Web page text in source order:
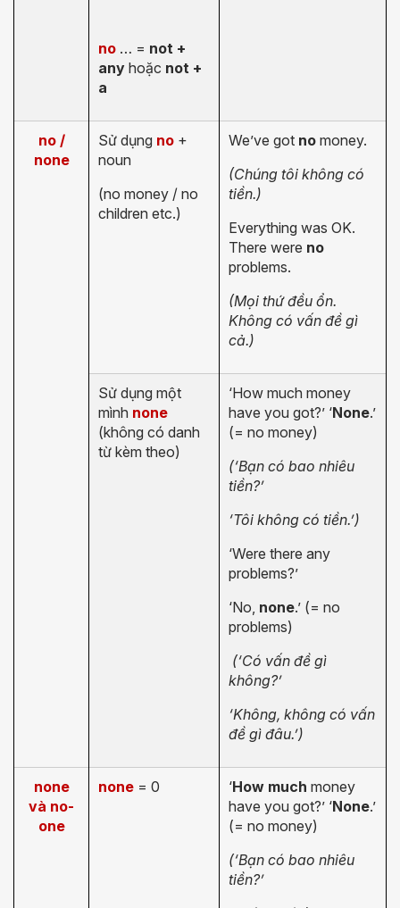
no … = not +
any hoặc not +
a
no /
none
Sử dụng no +
noun
(no money / no
children etc.)
We’ve got no money.
(Chúng tôi không có
tiền.)
Everything was OK.
There were no
problems.
(Mọi thứ đều ổn.
Không có vấn đề gì
cả.)
Sử dụng một
mình none
(không có danh
từ kèm theo)
‘How much money
have you got?’ ‘None.’
(= no money)
(‘Bạn có bao nhiêu
tiền?’
‘Tôi không có tiền.’)
‘Were there any
problems?’
‘No, none.’ (= no
problems)
(‘Có vấn đề gì
không?’
‘Không, không có vấn
đề gì đâu.’)
none
và no-
one
none = 0 ‘How much money
have you got?’ ‘None.’
(= no money)
(‘Bạn có bao nhiêu
tiền?’